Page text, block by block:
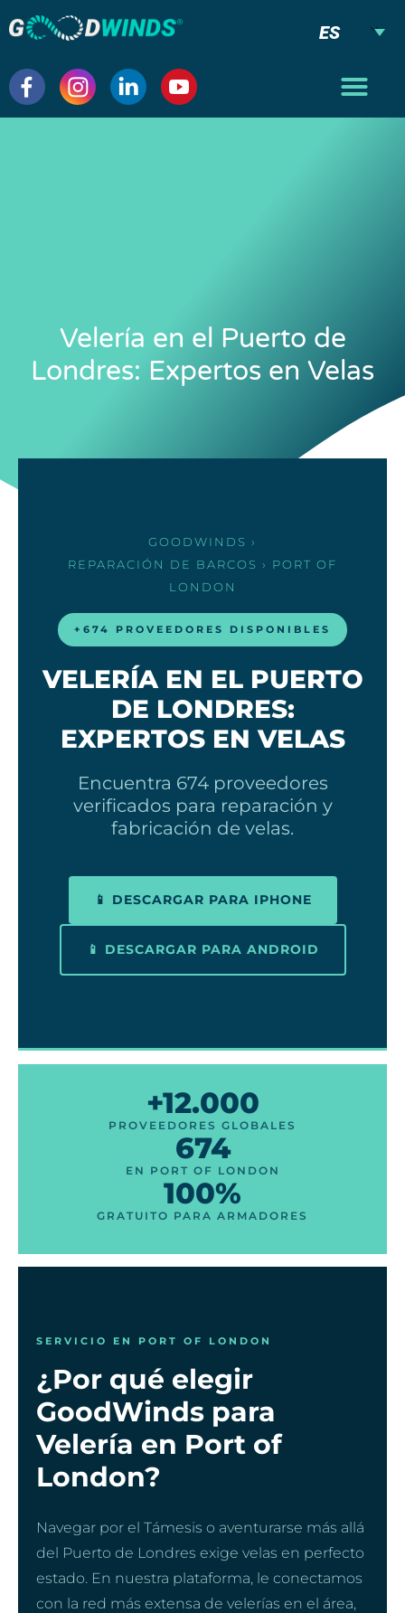
ES
Velería en el Puerto de
Londres: Expertos en Velas
GOODWINDS ›
REPARACIÓN DE BARCOS › PORT OF
LONDON
+674 PROVEEDORES DISPONIBLES
VELERÍA EN EL PUERTO
DE LONDRES:
EXPERTOS EN VELAS
Encuentra 674 proveedores
verificados para reparación y
fabricación de velas.
📱 DESCARGAR PARA IPHONE
📱 DESCARGAR PARA ANDROID
+12.000
PROVEEDORES GLOBALES
674
EN PORT OF LONDON
100%
GRATUITO PARA ARMADORES
SERVICIO EN PORT OF LONDON
¿Por qué elegir
GoodWinds para
Velería en Port of
London?
Navegar por el Támesis o aventurarse más allá
del Puerto de Londres exige velas en perfecto
estado. En nuestra plataforma, le conectamos
con la red más extensa de velerías en el área,